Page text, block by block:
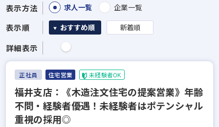
表示方法
求人一覧 企業一覧
表示順 おすすめ順 新着順
詳細表示
正社員 住宅営業 未経験者OK
福井支店：《木造注文住宅の提案営業》年齢
不問・経験者優遇！未経験者はポテンシャル
重視の採用◎